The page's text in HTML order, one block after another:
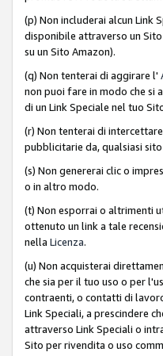
(p) Non includerai alcun Link
disponibile attraverso un
su un Sito Amazon).
(q) Non tenterai di aggirare l'
non puoi fare in modo che si
di un Link Speciale nel tuo
(r) Non tenterai di
pubblicitarie da, qualsiasi
(s) Non genererai clic o
o in altro modo.
(t) Non esporrai o altrimenti
ottenuto un link a tale
nella Licenza.
(u) Non acquisterai
che sia per il tuo uso o per
contraenti, o contatti di
Link Speciali, a prescindere
attraverso Link Speciali o
Sito per rivendita o uso